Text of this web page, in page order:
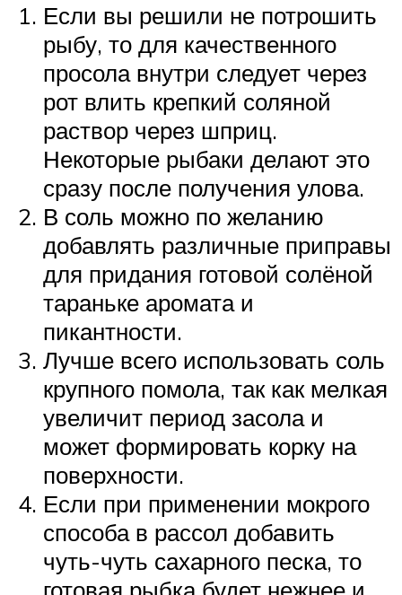
Если вы решили не потрошить
рыбу, то для качественного
просола внутри следует через
рот влить крепкий соляной
раствор через шприц.
Некоторые рыбаки делают это
сразу после получения улова.
В соль можно по желанию
добавлять различные приправы
для придания готовой солёной
тараньке аромата и
пикантности.
Лучше всего использовать соль
крупного помола, так как мелкая
увеличит период засола и
может формировать корку на
поверхности.
Если при применении мокрого
способа в рассол добавить
чуть-чуть сахарного песка, то